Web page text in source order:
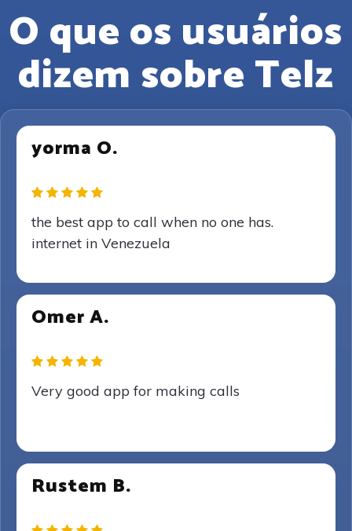
O que os usuários
dizem sobre Telz
yorma O.
the best app to call when no one has.
internet in Venezuela
Omer A.
Very good app for making calls
Rustem B.